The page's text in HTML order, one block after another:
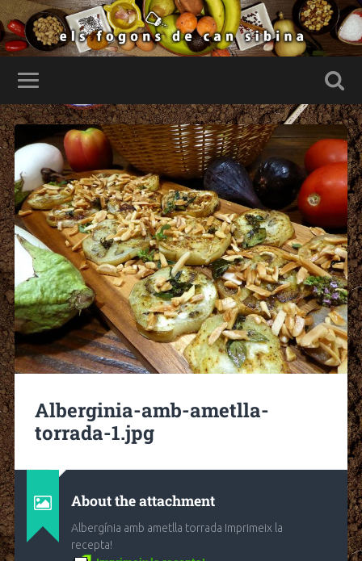
Alberginia-amb-ametlla-
torrada-1.jpg
About the attachment
Albergínia amb ametlla torrada Imprimeix la
recepta!